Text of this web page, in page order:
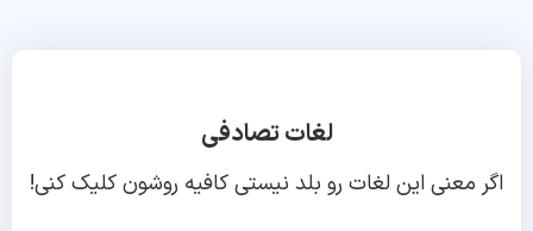
لغات تصادفی
اگر معنی این لغات رو بلد نیستی کافیه روشون کلیک کنی!